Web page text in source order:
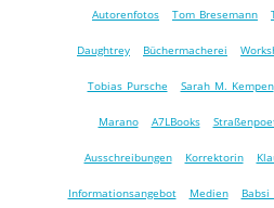
Autorenfotos Tom Bresemann
Daughtrey Büchermacherei
Tobias Pursche Sarah M. Kempen
Marano A7LBooks
Ausschreibungen Korrektorin
Informationsangebot Medien Babsi